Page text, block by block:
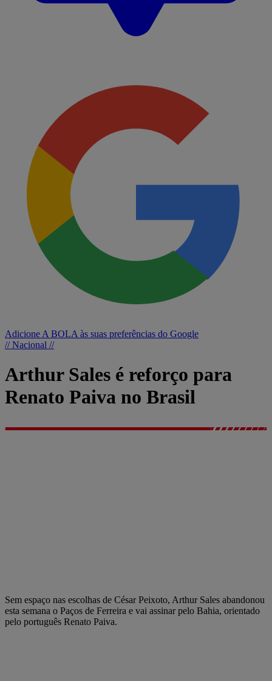
Adicione A BOLA às suas preferências do Google
// Nacional //
Arthur Sales é reforço para
Renato Paiva no Brasil
Sem espaço nas escolhas de César Peixoto, Arthur Sales abandonou
esta semana o Paços de Ferreira e vai assinar pelo Bahia, orientado
pelo português Renato Paiva.